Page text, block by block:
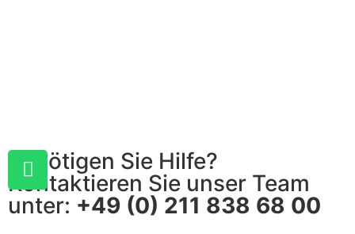
Benötigen Sie Hilfe?
Kontaktieren Sie unser Team
unter: +49 (0) 211 838 68 00